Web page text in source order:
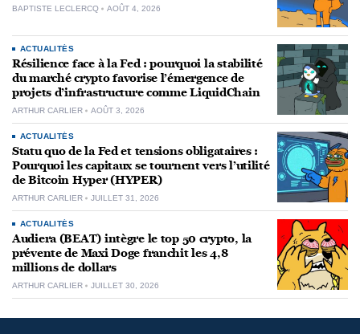
BAPTISTE LECLERCQ AOÛT 4, 2026
ACTUALITÉS
Résilience face à la Fed : pourquoi la stabilité
du marché crypto favorise l’émergence de
projets d’infrastructure comme LiquidChain
ARTHUR CARLIER AOÛT 3, 2026
ACTUALITÉS
Statu quo de la Fed et tensions obligataires :
Pourquoi les capitaux se tournent vers l’utilité
de Bitcoin Hyper (HYPER)
ARTHUR CARLIER JUILLET 31, 2026
ACTUALITÉS
Audiera (BEAT) intègre le top 50 crypto, la
prévente de Maxi Doge franchit les 4,8
millions de dollars
ARTHUR CARLIER JUILLET 30, 2026